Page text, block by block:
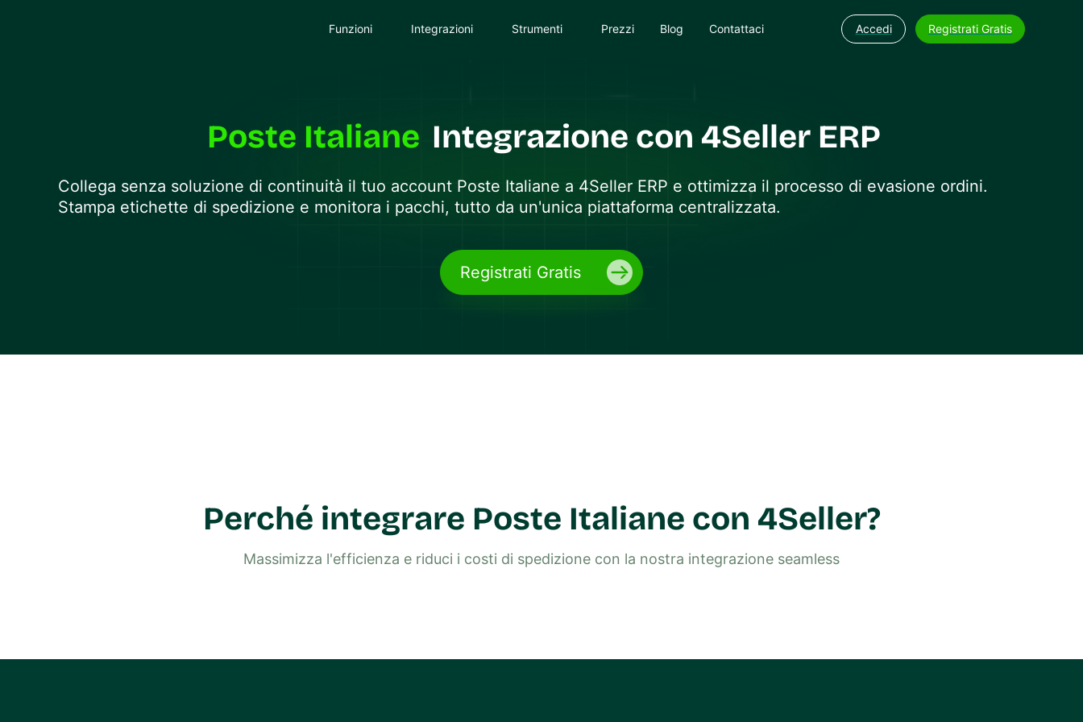
Funzioni Integrazioni Strumenti Prezzi Blog Contattaci Accedi Registrati Gratis
Poste Italiane Integrazione con 4Seller ERP
Collega senza soluzione di continuità il tuo account Poste Italiane a 4Seller ERP e ottimizza il processo di evasione ordini.
Stampa etichette di spedizione e monitora i pacchi, tutto da un'unica piattaforma centralizzata.
Registrati Gratis
Perché integrare Poste Italiane con 4Seller?
Massimizza l'efficienza e riduci i costi di spedizione con la nostra integrazione seamless